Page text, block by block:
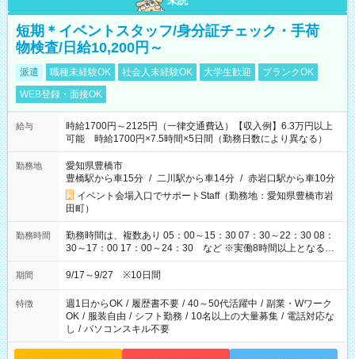
短期＊イベントスタッフ/身分証チェック・手荷
物検査/日給10,200円～
派遣 職種未経験OK 社会人未経験OK 大学生歓迎
ブランクOK
WEB登録・面接OK
給与
時給1700円～2125円（一律交通費込）【収入例】6.3万円以上
可能 時給1700円×7.5時間×5日間（勤務日数により異なる）
勤務地
愛知県豊橋市
豊橋駅から車15分 / 二川駅から車14分 / 赤岩口駅から車10分
イベント会場入口でサポートStaff（勤務地：愛知県豊橋市岩
田町）
勤務時間
勤務時間は、複数あり 05：00～15：30 07：30～22：30 08：
30～17：00 17：00～24：30 など ※実働8時間以上となる勤
務もあります。 【休憩】60分+他休憩あり 交替で取得します。
安全面に配慮しこまめな休憩があります。
期間 9/17～9/27 ※10日間
特徴 週1日からOK / 履歴書不要 / 40～50代活躍中 / 副業・Wワーク
OK / 服装自由 / シフト勤務 / 10名以上の大量募集 / 電話対応な
し / パソコンスキル不要